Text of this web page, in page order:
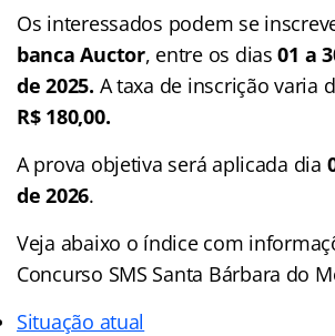
Os interessados podem se
banca Auctor, entre os dias01 a
de 2025. A taxa de inscrição varia
R$ 180,00.
A prova objetiva será aplicada dia
de 2026.
Veja abaixo o índicecom
Concurso SMS Santa Bárbara do
Situação atual